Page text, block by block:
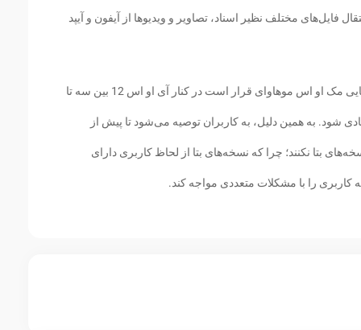
فایل‌های مختلف نظیر اسناد، تصاویر و ویدیوها از آیفون و آیپد
بر اساس جدول زمان‌بندی شرکت اپل، نسخه نهایی مک او اس موهاوای قرار است در کنار آی او اس 12 بین سه تا
شود. به همین دلیل، به کاربران توصیه می‌شود تا پیش از
بتا نکنند؛ چرا که نسخه‌های بتا از لحاظ کاربری دارای
را با مشکلات متعددی مواجه کند.